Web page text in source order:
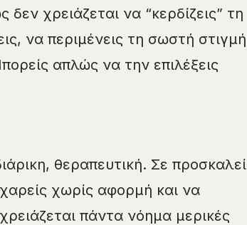
χρειάζεται να “κερδίζεις” τη
να περιμένεις τη σωστή στιγμή
απλώς να την επιλέξεις
θεραπευτική. Σε προσκαλεί
χωρίς αφορμή και να
πάντα νόημα μερικές